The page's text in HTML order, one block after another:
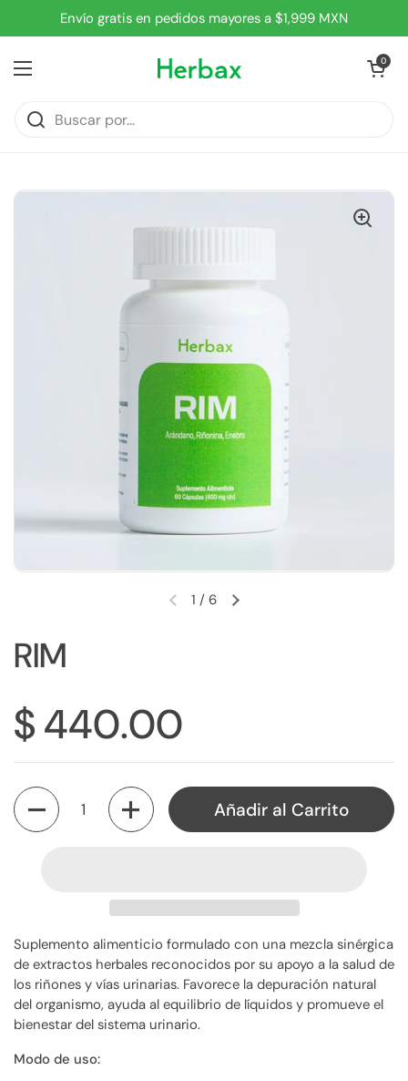
Ir al contenidoEnvío gratis en pedidos mayores a $1,999 MXN
Abrir menú
Abrir carrito
0
1 / 6
RIM
$ 440.00
Cantidad
Añadir al Carrito
Suplemento alimenticio formulado con una mezcla sinérgica
de extractos herbales reconocidos por su apoyo a la salud de
los riñones y vías urinarias. Favorece la depuración natural
del organismo, ayuda al equilibrio de líquidos y promueve el
bienestar del sistema urinario.
Modo de uso: